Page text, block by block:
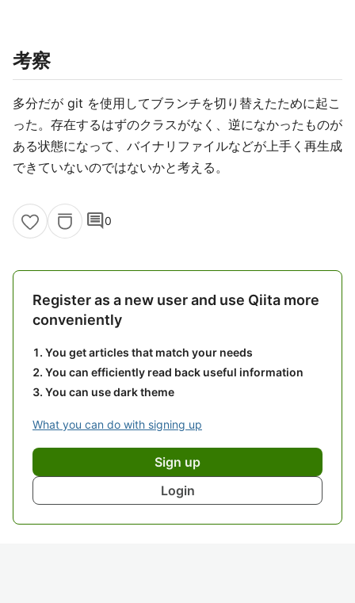
考察
多分だが git を使用してブランチを切り替えたために起こ
った。存在するはずのクラスがなく、逆になかったものが
ある状態になって、バイナリファイルなどが上手く再生成
できていないのではないかと考える。
comment0
Register as a new user and use Qiita more
conveniently
You get articles that match your needs
You can efficiently read back useful information
You can use dark theme
What you can do with signing up
Sign up
Login